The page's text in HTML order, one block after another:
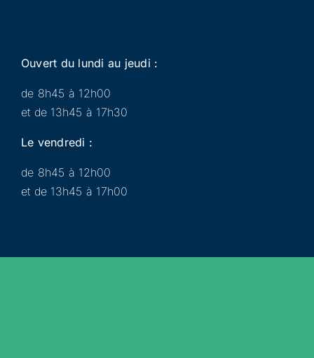
Ouvert du lundi au jeudi :
de 8h45 à 12h00
et de 13h45 à 17h30
Le vendredi :
de 8h45 à 12h00
et de 13h45 à 17h00